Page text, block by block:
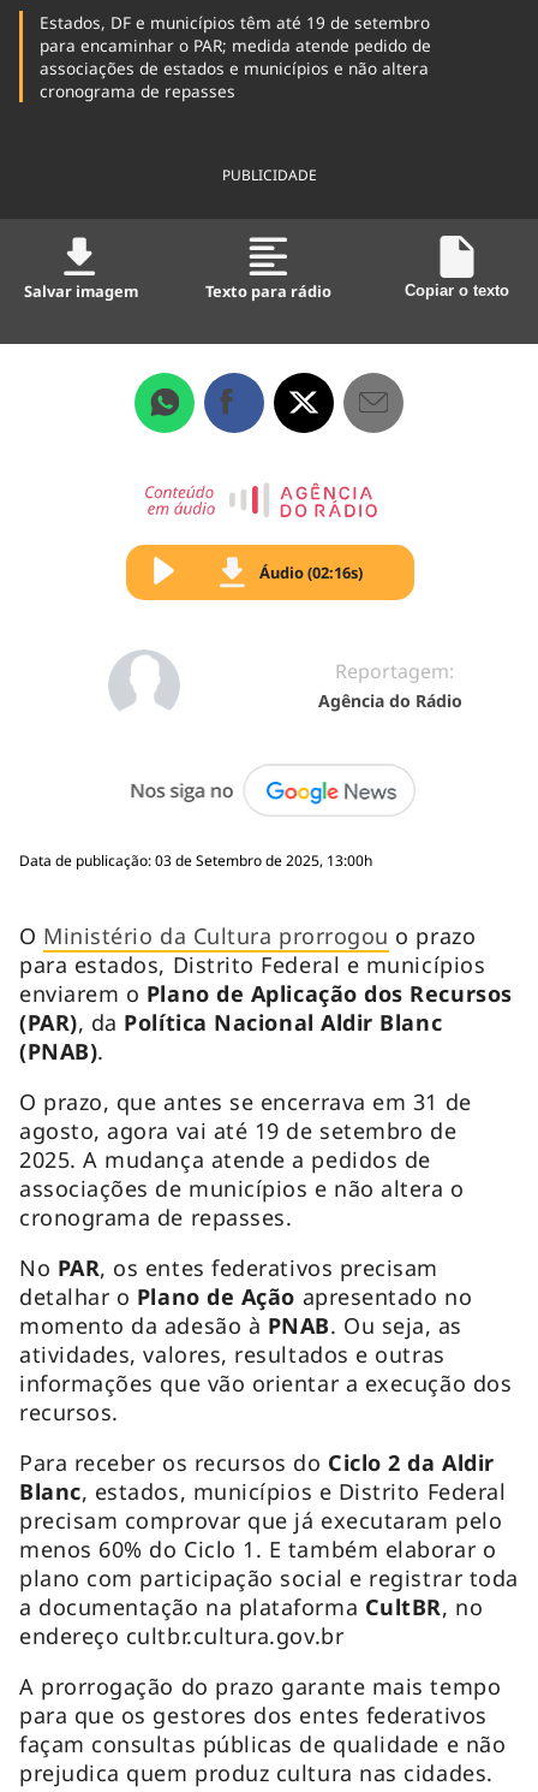
Estados, DF e municípios têm até 19 de setembro
para encaminhar o PAR; medida atende pedido de
associações de estados e municípios e não altera
cronograma de repasses
PUBLICIDADE
Salvar imagem Texto para rádio Copiar o texto
Áudio (02:16s)
Reportagem:
Agência do Rádio
Data de publicação: 03 de Setembro de 2025, 13:00h
O Ministério da Cultura prorrogou o prazo
para estados, Distrito Federal e municípios
enviarem o Plano de Aplicação dos Recursos
(PAR), da Política Nacional Aldir Blanc
(PNAB).
O prazo, que antes se encerrava em 31 de
agosto, agora vai até 19 de setembro de
2025. A mudança atende a pedidos de
associações de municípios e não altera o
cronograma de repasses.
No PAR, os entes federativos precisam
detalhar o Plano de Ação apresentado no
momento da adesão à PNAB. Ou seja, as
atividades, valores, resultados e outras
informações que vão orientar a execução dos
recursos.
Para receber os recursos do Ciclo 2 da Aldir
Blanc, estados, municípios e Distrito Federal
precisam comprovar que já executaram pelo
menos 60% do Ciclo 1. E também elaborar o
plano com participação social e registrar toda
a documentação na plataforma CultBR, no
endereço cultbr.cultura.gov.br
A prorrogação do prazo garante mais tempo
para que os gestores dos entes federativos
façam consultas públicas de qualidade e não
prejudica quem produz cultura nas cidades.